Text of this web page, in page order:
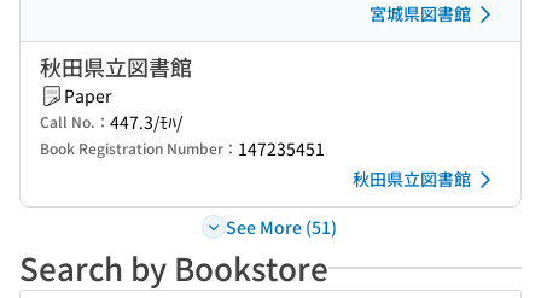
宮城県図書館
秋田県立図書館
Paper
Call No.： 447.3/ﾓﾊ/
Book Registration Number： 147235451
秋田県立図書館
See More (51)
Search by Bookstore